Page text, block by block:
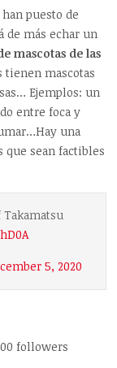
puesto de
de más echar un
mascotas de las
tienen mascotas
Ejemplos: un
entre foca y
una
que sean factibles
5, 2020
followers